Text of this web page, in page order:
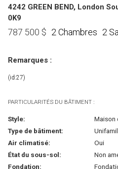
4242 GREEN BEND, London
0K9
787 500 $ 2 Chambres 2
Remarques :
(id:27)
PARTICULARITÉS DU BÂTIMENT :
Style:
Maison
Type de bâtiment:
Air climatisé:
Oui
État du sous-sol:
Non
Fondation: